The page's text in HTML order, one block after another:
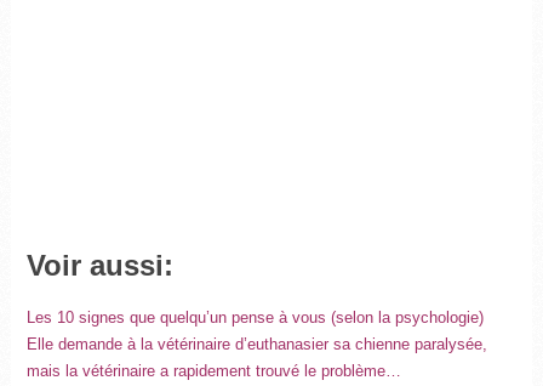
Voir aussi:
Les 10 signes que quelqu’un pense à vous (selon la psychologie)
Elle demande à la vétérinaire d’euthanasier sa chienne paralysée,
mais la vétérinaire a rapidement trouvé le problème…